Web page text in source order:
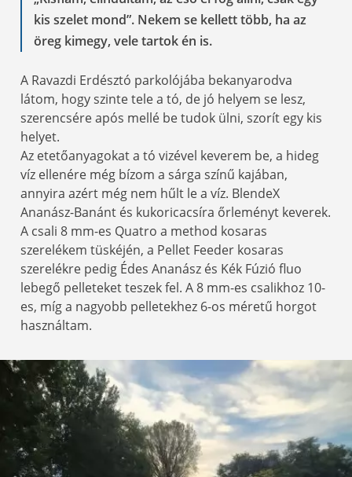
kis szelet mond”. Nekem se kellett több, ha az
öreg kimegy, vele tartok én is.
A Ravazdi Erdésztó parkolójába bekanyarodva
látom, hogy szinte tele a tó, de jó helyem se lesz,
szerencsére após mellé be tudok ülni, szorít egy kis
helyet.
Az etetőanyagokat a tó vizével keverem be, a hideg
víz ellenére még bízom a sárga színű kajában,
annyira azért még nem hűlt le a víz. BlendeX
Ananász-Banánt és kukoricacsíra őrleményt keverek.
A csali 8 mm-es Quatro a method kosaras
szerelékem tüskéjén, a Pellet Feeder kosaras
szerelékre pedig Édes Ananász és Kék Fúzió fluo
lebegő pelleteket teszek fel. A 8 mm-es csalikhoz 10-
es, míg a nagyobb pelletekhez 6-os méretű horgot
használtam.